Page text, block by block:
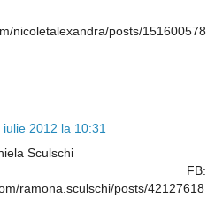
nicoletalexandra/posts/151600578
iulie 2012 la 10:31
Sculschi
FB:
ramona.sculschi/posts/42127618